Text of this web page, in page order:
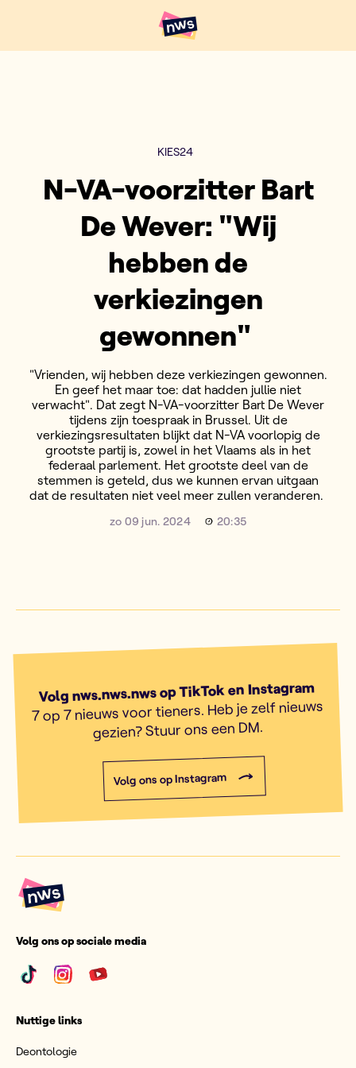
Hoofdpunten VRT NWS
KIES24
N-VA-voorzitter Bart
De Wever: "Wij
hebben de
verkiezingen
gewonnen"
"Vrienden, wij hebben deze verkiezingen gewonnen.
En geef het maar toe: dat hadden jullie niet
verwacht". Dat zegt N-VA-voorzitter Bart De Wever
tijdens zijn toespraak in Brussel. Uit de
verkiezingsresultaten blijkt dat N-VA voorlopig de
grootste partij is, zowel in het Vlaams als in het
federaal parlement. Het grootste deel van de
stemmen is geteld, dus we kunnen ervan uitgaan
dat de resultaten niet veel meer zullen veranderen.
zo 09 jun. 2024 20:35
Volg nws.nws.nws op TikTok en Instagram
7 op 7 nieuws voor tieners. Heb je zelf nieuws
gezien? Stuur ons een DM.
Volg ons op Instagram
Volg ons op sociale media
Nuttige links
Deontologie